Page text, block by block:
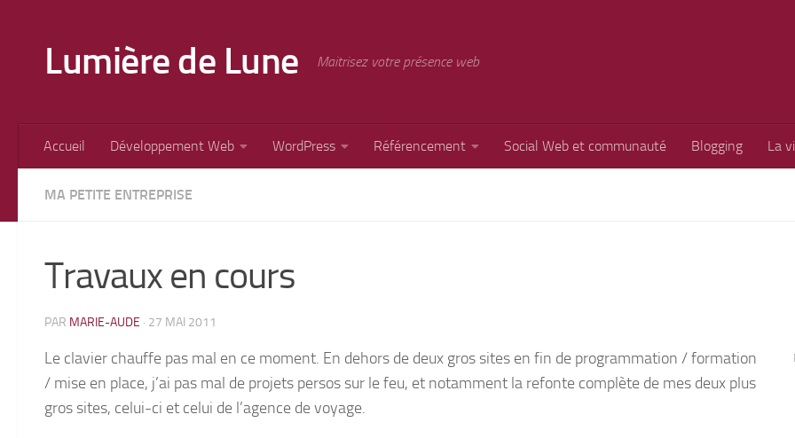
Lumière de Lune Maitrisez votre présence web
Accueil Développement Web WordPress Référencement Social Web et communauté Blogging La
MA PETITE ENTREPRISE
Travaux en cours
PAR MARIE-AUDE · 27 MAI 2011
Le clavier chauffe pas mal en ce moment. En dehors de deux gros sites en fin de programmation / formation
/ mise en place, j’ai pas mal de projets persos sur le feu, et notamment la refonte complète de mes deux plus
gros sites, celui-ci et celui de l’agence de voyage.